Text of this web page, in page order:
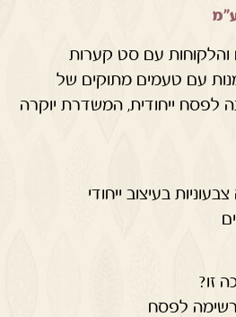
והלקוחות עם סט קערות
עם טעמים מתוקים של
לפסח ייחודית, המשדרת יוקרה
זו?
לפסח